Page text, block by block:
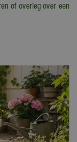
of overleg over een